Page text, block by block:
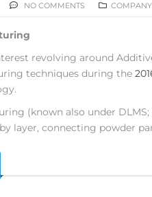
NO COMMENTS
revolving around
techniques during the
(known also under
layer, connecting powder